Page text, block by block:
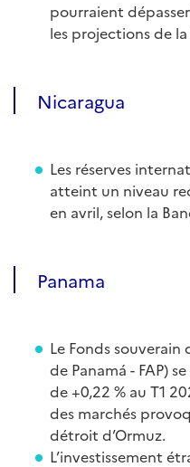
pourraient
les projections de
Nicaragua
Les réserves
atteint un niveau
en avril, selon la
Panama
Le Fonds
de Panamá - FAP)
de +0,22 % au T1
des marchés
détroit d’Ormuz.
L’investissement